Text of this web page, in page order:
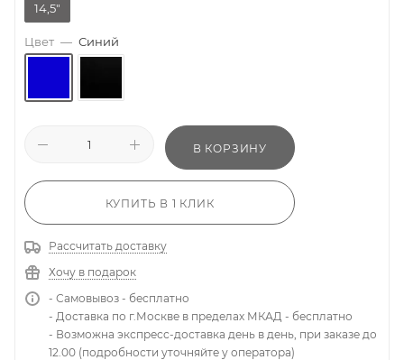
14,5"
Цвет — Синий
В КОРЗИНУ
КУПИТЬ В 1 КЛИК
Рассчитать доставку
Хочу в подарок
- Самовывоз - бесплатно
- Доставка по г.Москве в пределах МКАД - бесплатно
- Возможна экспресс-доставка день в день, при заказе до
12.00 (подробности уточняйте у оператора)